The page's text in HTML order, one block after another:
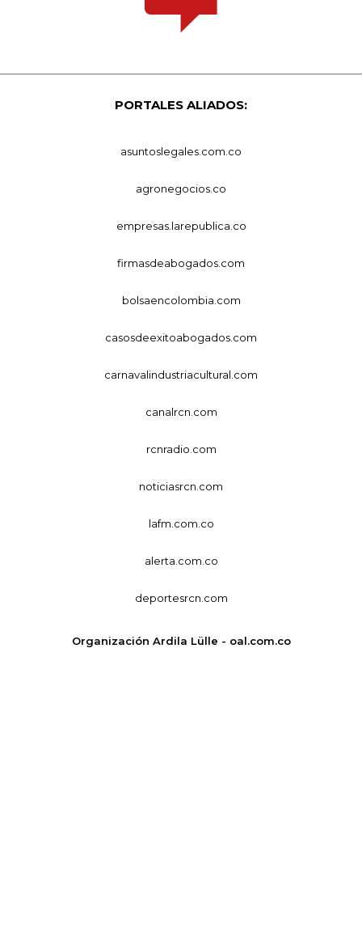
PORTALES ALIADOS:
asuntoslegales.com.co
agronegocios.co
empresas.larepublica.co
firmasdeabogados.com
bolsaencolombia.com
casosdeexitoabogados.com
carnavalindustriacultural.com
canalrcn.com
rcnradio.com
noticiasrcn.com
lafm.com.co
alerta.com.co
deportesrcn.com
Organización Ardila Lülle - oal.com.co